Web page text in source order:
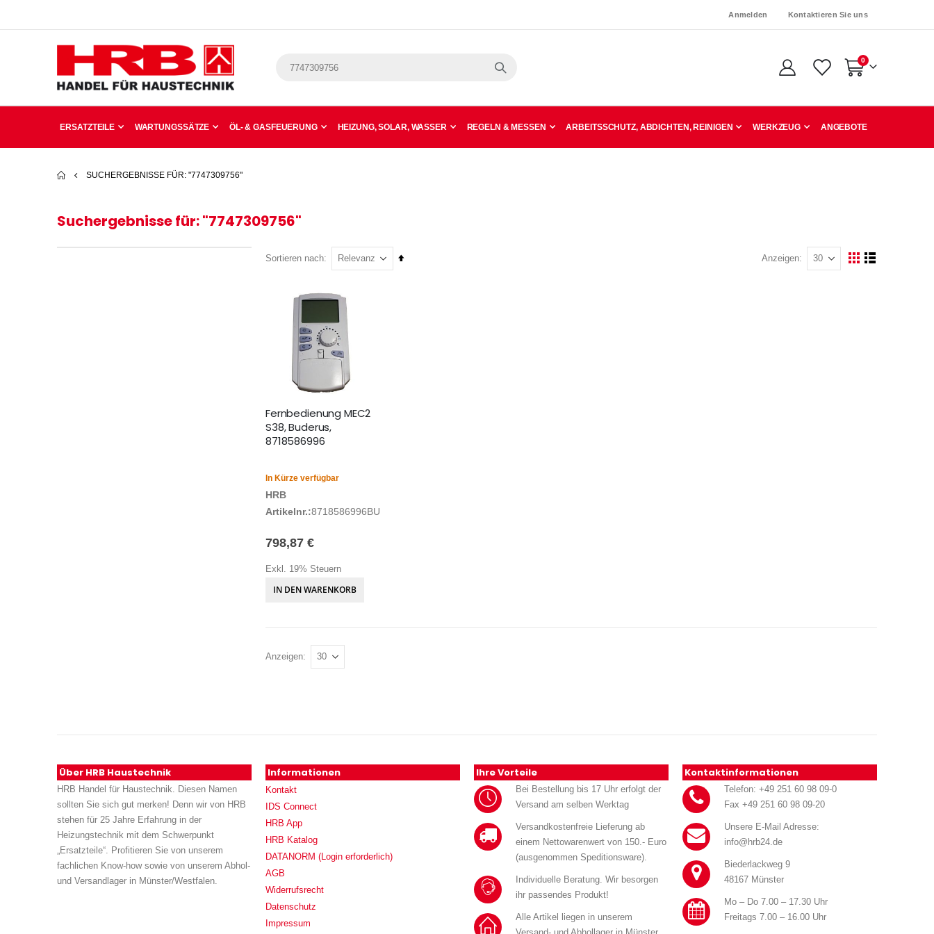
Anmelden Kontaktieren Sie uns
Warenkorb
0Artikel
ERSATZTEILE WARTUNGSSÄTZE ÖL- & GASFEUERUNG HEIZUNG, SOLAR, WASSER REGELN & MESSEN ARBEITSSCHUTZ, ABDICHTEN, REINIGEN WERKZEUG ANGEBOTE
SUCHERGEBNISSE FÜR: "7747309756"
Suchergebnisse für: "7747309756"
Sortieren nach
In
Anzeigen
Ansicht
Fernbedienung MEC2
S38, Buderus,
8718586996
In Kürze verfügbar
HRB
Artikelnr.:8718586996BU
798,87 €
Exkl. 19% Steuern
IN DEN WARENKORB
Anzeigen
Über HRB Haustechnik
HRB Handel für Haustechnik. Diesen Namen
sollten Sie sich gut merken! Denn wir von HRB
stehen für 25 Jahre Erfahrung in der
Heizungstechnik mit dem Schwerpunkt
„Ersatzteile“. Profitieren Sie von unserem
fachlichen Know-how sowie von unserem Abhol-
und Versandlager in Münster/Westfalen.
Informationen
Kontakt
IDS Connect
HRB App
HRB Katalog
DATANORM (Login erforderlich)
AGB
Widerrufsrecht
Datenschutz
Impressum
Ihre Vorteile
Bei Bestellung bis 17 Uhr erfolgt der
Versand am selben Werktag
Versandkostenfreie Lieferung ab
einem Nettowarenwert von 150.- Euro
(ausgenommen Speditionsware).
Individuelle Beratung. Wir besorgen
ihr passendes Produkt!
Alle Artikel liegen in unserem
Kontaktinformationen
Telefon: +49 251 60 98 09-0
Fax +49 251 60 98 09-20
Unsere E-Mail Adresse:
info@hrb24.de
Biederlackweg 9
48167 Münster
Mo – Do 7.00 – 17.30 Uhr
Freitags 7.00 – 16.00 Uhr